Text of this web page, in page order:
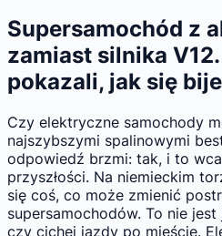
Supersamochód z
zamiast silnika
pokazali, jak się
Czy elektryczne samochody
najszybszymi spalinowymi
odpowiedź brzmi: tak, i to
przyszłości. Na niemieckim
się coś, co może zmienić
supersamochodów. To nie
czy cichej jazdy po mieście.